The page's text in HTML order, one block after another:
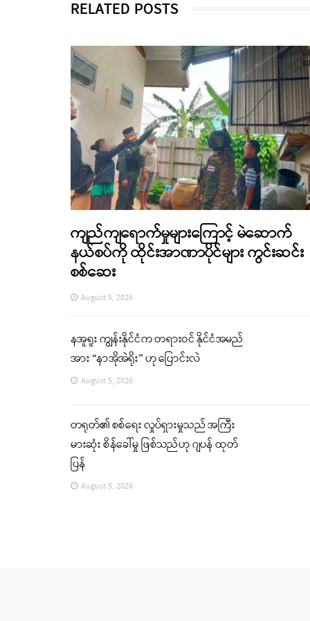
RELATED POSTS
ကျည်ကျရောက်မှုများကြောင့် မဲဆောက်
နယ်စပ်ကို ထိုင်းအာဏာပိုင်များ ကွင်းဆင်း
စစ်ဆေး
August 5, 2026
နအူရူး ကျွန်းနိုင်ငံက တရားဝင် နိုင်ငံအမည်
အား “နာအိုအဲရိုး” ဟု ပြောင်းလဲ
August 5, 2026
တရုတ်၏ စစ်ရေး လှုပ်ရှားမှုသည် အကြီး
မားဆုံး စိန်ခေါ်မှု ဖြစ်သည်ဟု ဂျပန် ထုတ်
ပြန်
August 5, 2026